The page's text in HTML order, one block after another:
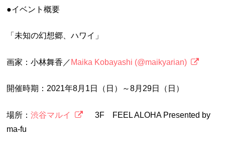
●イベント概要
「未知の幻想郷、ハワイ」
画家：小林舞香／ Maika Kobayashi (@maikyarian)
開催時期：2021年8月1日（日）～8月29日（日）
場所：渋谷マルイ
3F FEEL ALOHA Presented by
ma-fu